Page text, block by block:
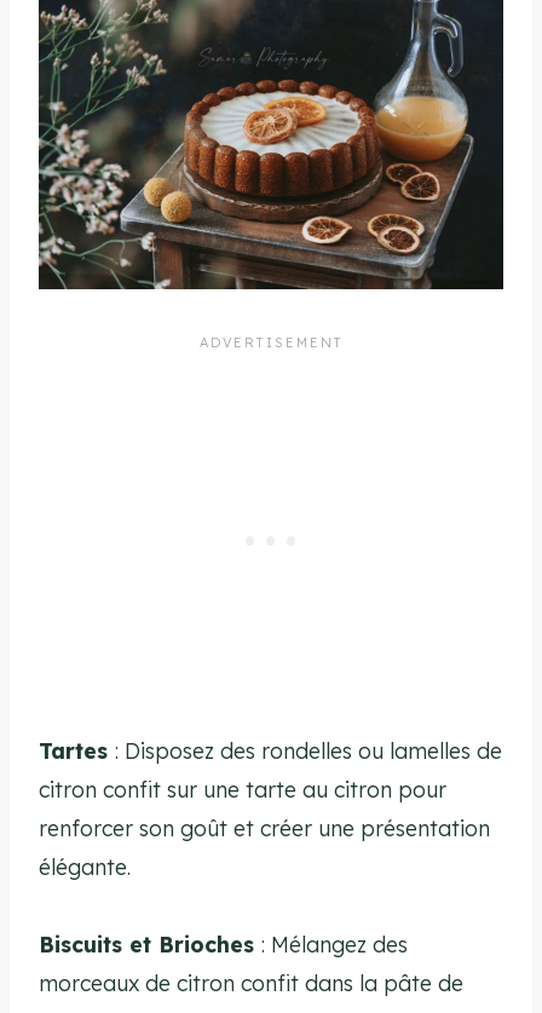
Tartes : Disposez des rondelles ou lamelles de
citron confit sur une tarte au citron pour
renforcer son goût et créer une présentation
élégante.
Biscuits et Brioches : Mélangez des
morceaux de citron confit dans la pâte de